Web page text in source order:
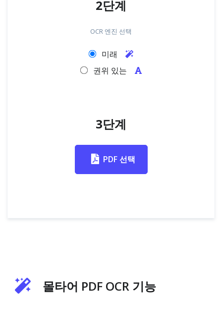
2단계
OCR 엔진 선택
미래
권위 있는
3단계
PDF 선택
몰타어 PDF OCR 기능